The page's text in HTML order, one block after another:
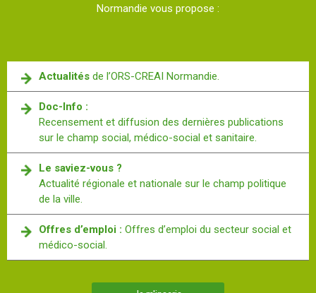
Normandie vous propose :
Actualités de l’ORS-CREAI Normandie.
Doc-Info :
Recensement et diffusion des dernières publications
sur le champ social, médico-social et sanitaire.
Le saviez-vous ?
Actualité régionale et nationale sur le champ politique
de la ville.
Offres d’emploi : Offres d’emploi du secteur social et
médico-social.